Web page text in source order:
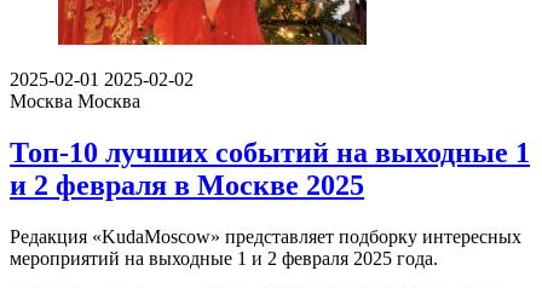
2025-02-01 2025-02-02
Москва Москва
Топ-10 лучших событий на выходные 1
и 2 февраля в Москве 2025
Редакция «KudaMoscow» представляет подборку интересных
мероприятий на выходные 1 и 2 февраля 2025 года.